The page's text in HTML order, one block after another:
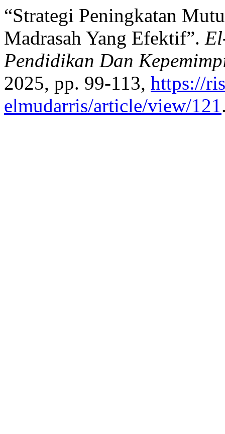
“Strategi Peningkatan
Madrasah Yang Efektif”.
Pendidikan Dan
2025, pp. 99-113, https://
elmudarris/article/view/121